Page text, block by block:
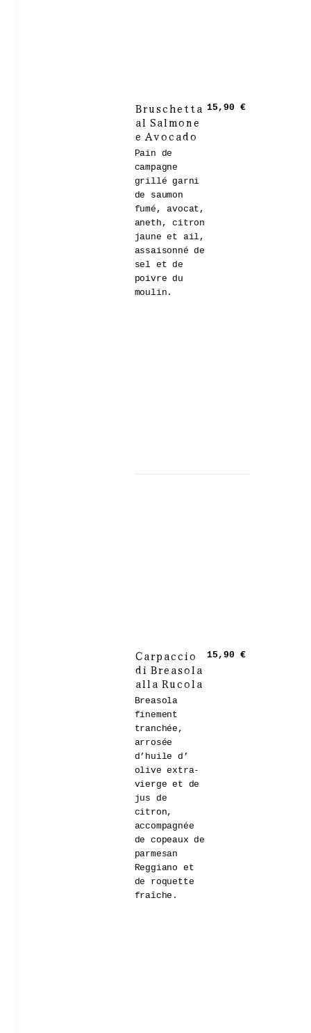
Bruschetta
al Salmone
e Avocado
Pain de
campagne
grillé garni
de saumon
fumé, avocat,
aneth, citron
jaune et ail,
assaisonné de
sel et de
poivre du
moulin.
15,90 €
Carpaccio
di Breasola
alla Rucola
Breasola
finement
tranchée,
arrosée
d’huile d’
olive extra-
vierge et de
jus de
citron,
accompagnée
de copeaux de
parmesan
Reggiano et
de roquette
fraîche.
15,90 €